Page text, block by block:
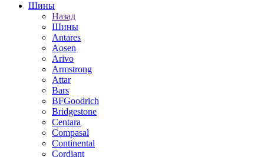
Шины
Назад
Шины
Antares
Aosen
Arivo
Armstrong
Attar
Bars
BFGoodrich
Bridgestone
Centara
Compasal
Continental
Cordiant